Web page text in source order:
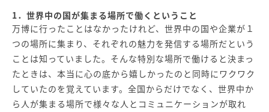
1．世界中の国が集まる場所で働くということ
万博に行ったことはなかったけれど、世界中の国や企業が１
つの場所に集まり、それぞれの魅力を発信する場所だという
ことは知っていました。そんな特別な場所で働けると決まっ
たときは、本当に心の底から嬉しかったのと同時にワクワク
していたのを覚えています。全国からだけでなく、世界中か
ら人が集まる場所で様々な人とコミュニケーションが取れ